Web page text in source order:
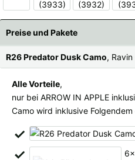
Preise und Pakete
R26 Predator Dusk Camo,
Alle Vorteile,
nur bei ARROW IN APPLE
Camo wird inklusive
Schweiz |Fr.
Slowenien |€
weitere Länder, siehe unten
Alle verfügbaren